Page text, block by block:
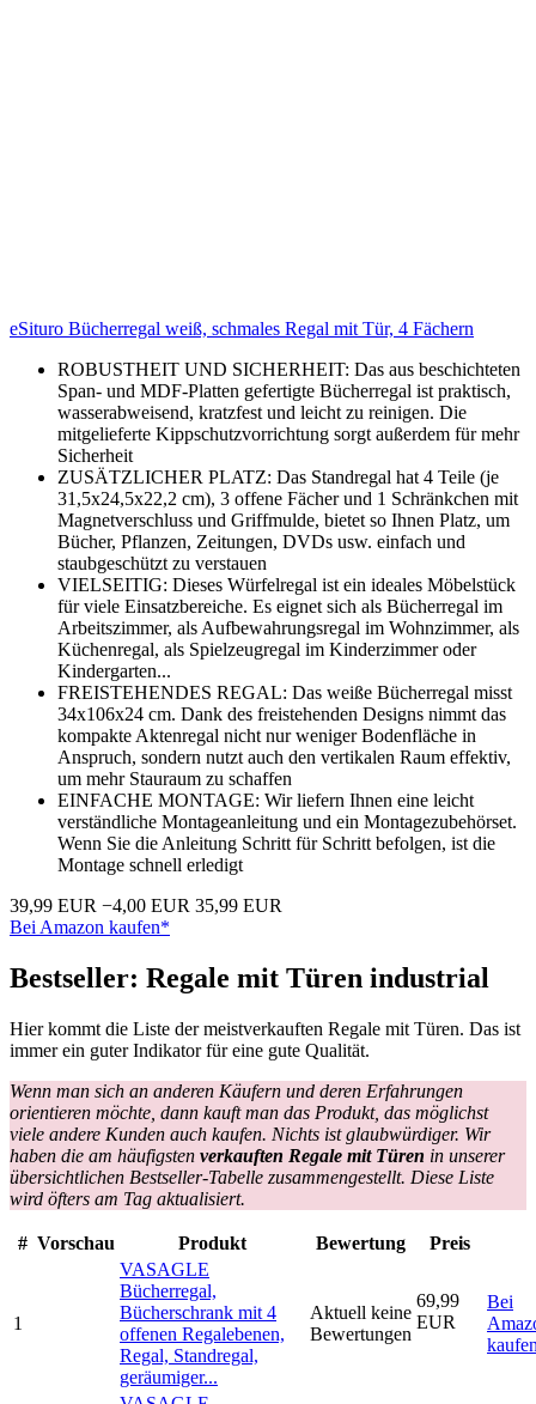
eSituro Bücherregal weiß, schmales Regal mit Tür, 4 Fächern
ROBUSTHEIT UND SICHERHEIT: Das aus beschichteten
Span- und MDF-Platten gefertigte Bücherregal ist praktisch,
wasserabweisend, kratzfest und leicht zu reinigen. Die
mitgelieferte Kippschutzvorrichtung sorgt außerdem für mehr
Sicherheit
ZUSÄTZLICHER PLATZ: Das Standregal hat 4 Teile (je
31,5x24,5x22,2 cm), 3 offene Fächer und 1 Schränkchen mit
Magnetverschluss und Griffmulde, bietet so Ihnen Platz, um
Bücher, Pflanzen, Zeitungen, DVDs usw. einfach und
staubgeschützt zu verstauen
VIELSEITIG: Dieses Würfelregal ist ein ideales Möbelstück
für viele Einsatzbereiche. Es eignet sich als Bücherregal im
Arbeitszimmer, als Aufbewahrungsregal im Wohnzimmer, als
Küchenregal, als Spielzeugregal im Kinderzimmer oder
Kindergarten...
FREISTEHENDES REGAL: Das weiße Bücherregal misst
34x106x24 cm. Dank des freistehenden Designs nimmt das
kompakte Aktenregal nicht nur weniger Bodenfläche in
Anspruch, sondern nutzt auch den vertikalen Raum effektiv,
um mehr Stauraum zu schaffen
EINFACHE MONTAGE: Wir liefern Ihnen eine leicht
verständliche Montageanleitung und ein Montagezubehörset.
Wenn Sie die Anleitung Schritt für Schritt befolgen, ist die
Montage schnell erledigt
39,99 EUR −4,00 EUR 35,99 EUR
Bei Amazon kaufen*
Bestseller: Regale mit Türen industrial
Hier kommt die Liste der meistverkauften Regale mit Türen. Das ist
immer ein guter Indikator für eine gute Qualität.
Wenn man sich an anderen Käufern und deren Erfahrungen
orientieren möchte, dann kauft man das Produkt, das möglichst
viele andere Kunden auch kaufen. Nichts ist glaubwürdiger. Wir
haben die am häufigsten verkauften Regale mit Türen in unserer
übersichtlichen Bestseller-Tabelle zusammengestellt. Diese Liste
wird öfters am Tag aktualisiert.
# Vorschau Produkt Bewertung Preis
1
VASAGLE
Bücherregal,
Bücherschrank mit 4
offenen Regalebenen,
Regal, Standregal,
geräumiger...
Aktuell keine
Bewertungen
69,99
EUR
Bei